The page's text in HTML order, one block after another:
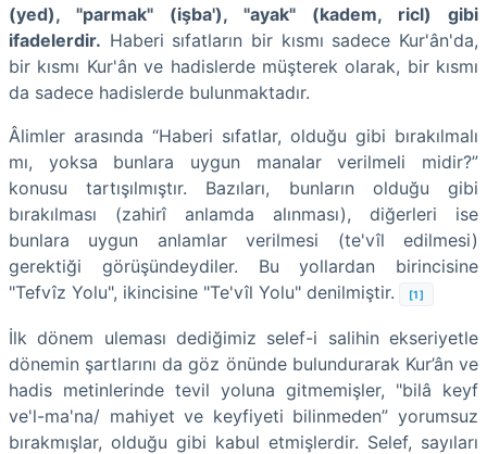
(yed), "parmak" (işba'), "ayak" (kadem, ricl) gibi
ifadelerdir. Haberi sıfatların bir kısmı sadece Kur'ân'da,
bir kısmı Kur'ân ve hadislerde müşterek olarak, bir kısmı
da sadece hadislerde bulunmaktadır.
Âlimler arasında “Haberi sıfatlar, olduğu gibi bırakılmalı
mı, yoksa bunlara uygun manalar verilmeli midir?”
konusu tartışılmıştır. Bazıları, bunların olduğu gibi
bırakılması (zahirî anlamda alınması), diğerleri ise
bunlara uygun anlamlar verilmesi (te'vîl edilmesi)
gerektiği görüşündeydiler. Bu yollardan birincisine
"Tefvîz Yolu", ikincisine "Te'vîl Yolu" denilmiştir.
[1]
İlk dönem uleması dediğimiz selef-i salihin ekseriyetle
dönemin şartlarını da göz önünde bulundurarak Kur’ân ve
hadis metinlerinde tevil yoluna gitmemişler, "bilâ keyf
ve'l-ma'na/ mahiyet ve keyfiyeti bilinmeden” yorumsuz
bırakmışlar, olduğu gibi kabul etmişlerdir. Selef, sayıları